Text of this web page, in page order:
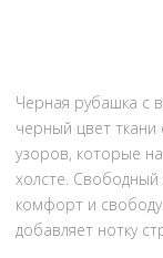
Черная рубашка с
черный цвет ткани
узоров, которые
холсте.
комфорт и
добавляет нотку